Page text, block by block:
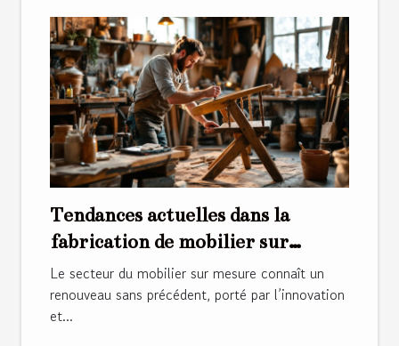
Tendances actuelles dans la
fabrication de mobilier sur
mesure
Le secteur du mobilier sur mesure connaît un
renouveau sans précédent, porté par l’innovation
et...